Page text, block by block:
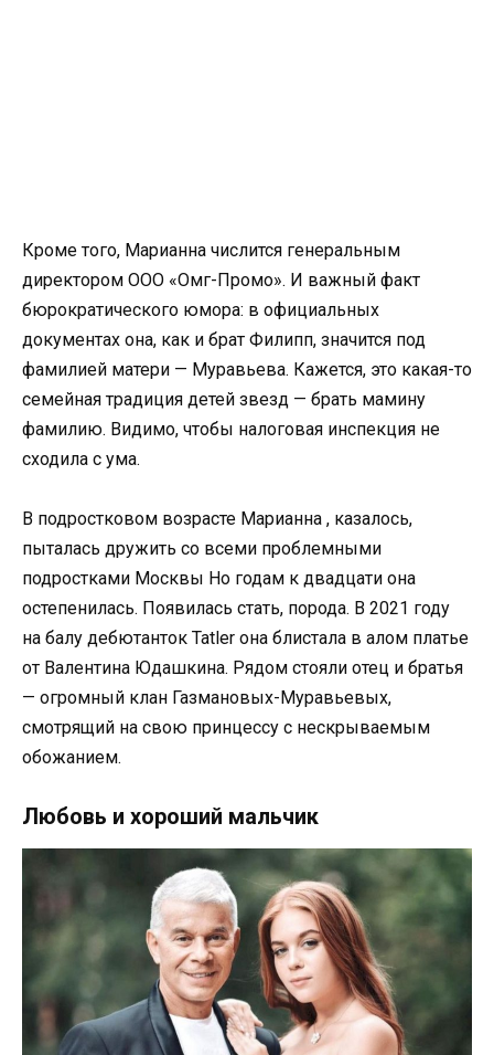
Кроме того, Марианна числится генеральным
директором ООО «Омг-Промо». И важный факт
бюрократического юмора: в официальных
документах она, как и брат Филипп, значится под
фамилией матери — Муравьева. Кажется, это какая-то
семейная традиция детей звезд — брать мамину
фамилию. Видимо, чтобы налоговая инспекция не
сходила с ума.
В подростковом возрасте Марианна , казалось,
пыталась дружить со всеми проблемными
подростками Москвы Но годам к двадцати она
остепенилась. Появилась стать, порода. В 2021 году
на балу дебютанток Tatler она блистала в алом платье
от Валентина Юдашкина. Рядом стояли отец и братья
— огромный клан Газмановых-Муравьевых,
смотрящий на свою принцессу с нескрываемым
обожанием.
Любовь и хороший мальчик